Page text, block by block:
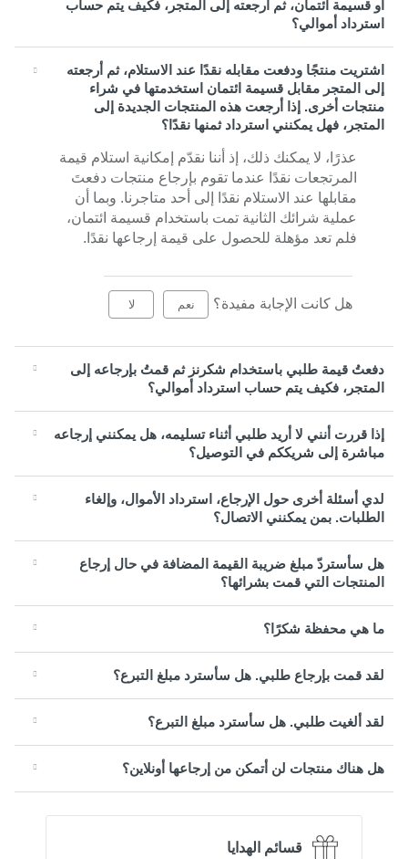
أو قسيمة ائتمان، ثم أرجعته إلى المتجر، فكيف يتم حساب
استرداد أموالي؟
اشتريت منتجًا ودفعت مقابله نقدًا عند الاستلام، ثم أرجعته
إلى المتجر مقابل قسيمة ائتمان استخدمتها في شراء
منتجات أخرى. إذا أرجعت هذه المنتجات الجديدة إلى
المتجر، فهل يمكنني استرداد ثمنها نقدًا؟
عذرًا، لا يمكنك ذلك، إذ أننا نقدّم إمكانية استلام قيمة
المرتجعات نقدًا عندما تقوم بإرجاع منتجات دفعتَ
مقابلها عند الاستلام نقدًا إلى أحد متاجرنا. وبما أن
عملية شرائك الثانية تمت باستخدام قسيمة ائتمان،
فلم تعد مؤهلة للحصول على قيمة إرجاعها نقدًا .
هل كانت الإجابة مفيدة؟ نعم لا
دفعتُ قيمة طلبي باستخدام شكرنز ثم قمتُ بإرجاعه إلى
المتجر، فكيف يتم حساب استرداد أموالي؟
إذا قررت أنني لا أريد طلبي أثناء تسليمه، هل يمكنني إرجاعه
مباشرة إلى شريككم في التوصيل؟
لدي أسئلة أخرى حول الإرجاع، استرداد الأموال، وإلغاء
الطلبات. بمن يمكنني الاتصال؟
هل سأستردّ مبلغ ضريبة القيمة المضافة في حال إرجاع
المنتجات التي قمت بشرائها؟
ما هي محفظة شكرًا؟
لقد قمت بإرجاع طلبي. هل سأسترد مبلغ التبرع؟
لقد ألغيت طلبي. هل سأسترد مبلغ التبرع؟
هل هناك منتجات لن أتمكن من إرجاعها أونلاين؟
قسائم الهدايا